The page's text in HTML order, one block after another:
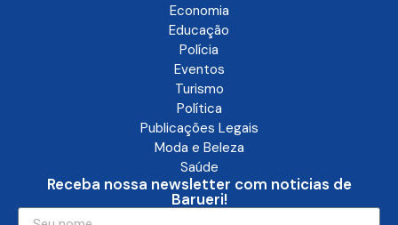
Economia
Educação
Polícia
Eventos
Turismo
Política
Publicações Legais
Moda e Beleza
Saúde
Receba nossa newsletter com noticias de
Barueri!